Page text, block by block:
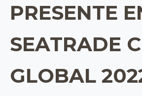
PRESENTE
SEATRADE
GLOBAL